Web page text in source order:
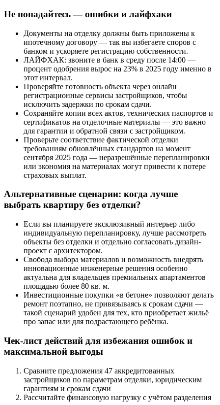
Не попадайтесь — ошибки и лайфхаки
Документы на отделку должны быть приложены к
ипотечному договору — так вы избегаете споров с
банком и ускоряете регистрацию собственности.
ЛАЙФХАК: звоните в банк в среду после 14:00 —
процент одобрения вырос на 23% в 2025 году именно в
этот интервал.
Проверяйте готовность объекта через онлайн
регистрационные сервисы застройщиков, чтобы
исключить задержки по срокам сдачи.
Сохраняйте копии всех актов, технических паспортов и
сертификатов на отделочные материалы — это важно
для гарантии и обратной связи с застройщиком.
Проверьте соответствие фактической отделки
требованиям обновлённых стандартов на момент
сентября 2025 года — неразрешённые перепланировки
или экономия на материалах могут привести к потере
страховых выплат.
Альтернативные сценарии: когда лучше
выбрать квартиру без отделки?
Если вы планируете эксклюзивный интерьер либо
индивидуальную перепланировку, лучше рассмотреть
объекты без отделки и отдельно согласовать дизайн-
проект с архитектором.
Свобода выбора материалов и возможность внедрять
инновационные инженерные решения особенно
актуальна для владельцев премиальных апартаментов
площадью более 80 кв. м.
Инвестиционные покупки «в бетоне» позволяют делать
ремонт поэтапно, не привязываясь к срокам сдачи —
такой сценарий удобен для тех, кто приобретает жильё
про запас или для подрастающего ребёнка.
Чек-лист действий для избежания ошибок и
максимальной выгоды
Сравните предложения 47 аккредитованных
застройщиков по параметрам отделки, юридическим
гарантиям и срокам сдачи
Рассчитайте финансовую нагрузку с учётом разделения